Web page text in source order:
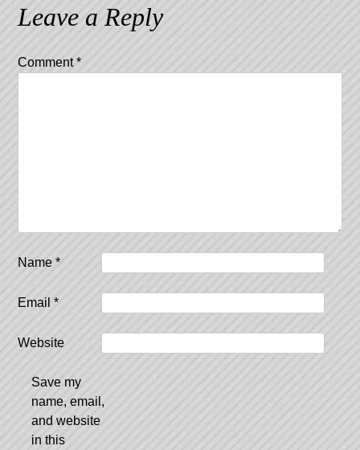
Leave a Reply
Comment*
Name*
Email*
Website
Save my
name, email,
and website
in this